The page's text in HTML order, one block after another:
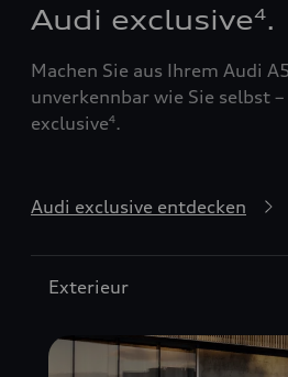
Audi exclusive4.
Machen Sie aus Ihrem Audi
unverkennbar wie Sie selbst
exclusive4.
Audi exclusive entdecken
Exterieur